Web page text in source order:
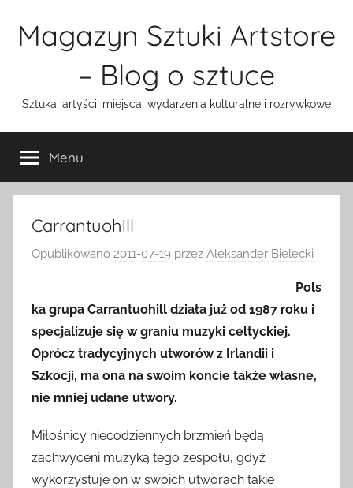
Magazyn Sztuki Artstore
– Blog o sztuce
Sztuka, artyści, miejsca, wydarzenia kulturalne i rozrywkowe
Menu
Carrantuohill
Opublikowano 2011-07-19 przez Aleksander Bielecki
Pols
ka grupa Carrantuohill działa już od 1987 roku i
specjalizuje się w graniu muzyki celtyckiej.
Oprócz tradycyjnych utworów z Irlandii i
Szkocji, ma ona na swoim koncie także własne,
nie mniej udane utwory.
Miłośnicy niecodziennych brzmień będą
zachwyceni muzyką tego zespołu, gdyż
wykorzystuje on w swoich utworach takie